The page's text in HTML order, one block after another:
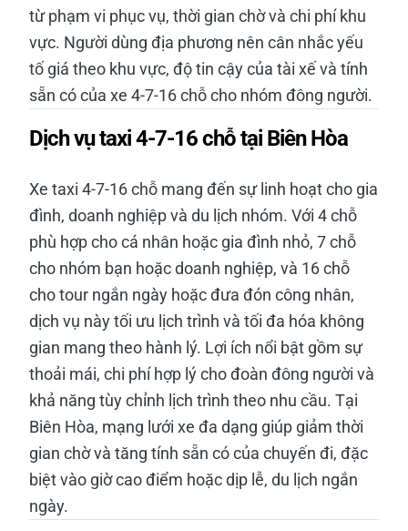
từ phạm vi phục vụ, thời gian chờ và chi phí khu
vực. Người dùng địa phương nên cân nhắc yếu
tố giá theo khu vực, độ tin cậy của tài xế và tính
sẵn có của xe 4-7-16 chỗ cho nhóm đông người.
Dịch vụ taxi 4-7-16 chỗ tại Biên Hòa
Xe taxi 4-7-16 chỗ mang đến sự linh hoạt cho gia
đình, doanh nghiệp và du lịch nhóm. Với 4 chỗ
phù hợp cho cá nhân hoặc gia đình nhỏ, 7 chỗ
cho nhóm bạn hoặc doanh nghiệp, và 16 chỗ
cho tour ngắn ngày hoặc đưa đón công nhân,
dịch vụ này tối ưu lịch trình và tối đa hóa không
gian mang theo hành lý. Lợi ích nổi bật gồm sự
thoải mái, chi phí hợp lý cho đoàn đông người và
khả năng tùy chỉnh lịch trình theo nhu cầu. Tại
Biên Hòa, mạng lưới xe đa dạng giúp giảm thời
gian chờ và tăng tính sẵn có của chuyến đi, đặc
biệt vào giờ cao điểm hoặc dịp lễ, du lịch ngắn
ngày.